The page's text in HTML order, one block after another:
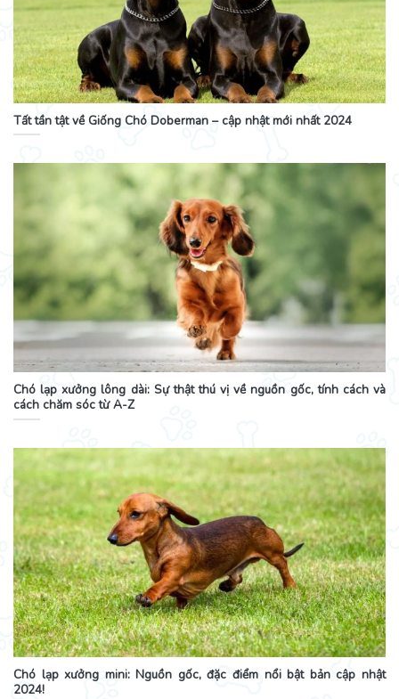
Tất tần tật về Giống Chó Doberman – cập nhật mới nhất 2024
Chó lạp xưởng lông dài: Sự thật thú vị về nguồn gốc, tính cách và
cách chăm sóc từ A-Z
Chó lạp xưởng mini: Nguồn gốc, đặc điểm nổi bật bản cập nhật
2024!